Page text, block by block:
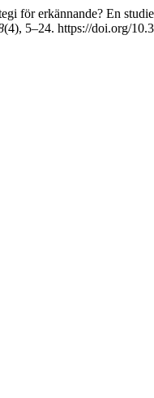
för erkännande? En
(4), 5–24. https://doi.org/